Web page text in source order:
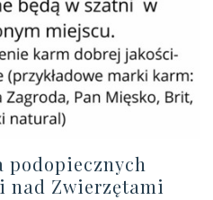
podopiecznych
nad Zwierzętami